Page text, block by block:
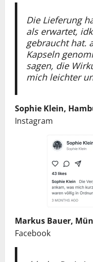
Die Lieferung
als erwartet,
gebraucht hat.
Kapseln
sagen, die
mich leichter
Sophie Klein,
Instagram
Markus Bauer,
Facebook